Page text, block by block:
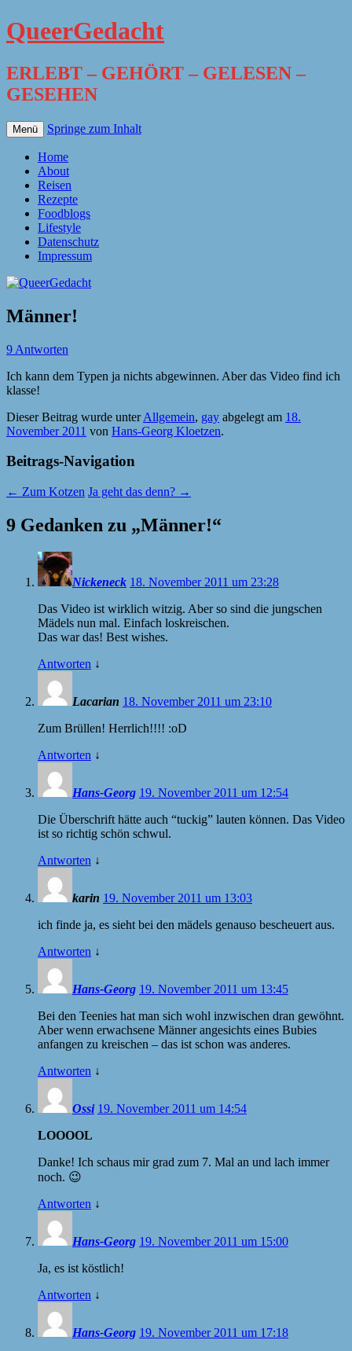
QueerGedacht
ERLEBT – GEHÖRT – GELESEN –
GESEHEN
Menü Springe zum Inhalt
Home
About
Reisen
Rezepte
Foodblogs
Lifestyle
Datenschutz
Impressum
Männer!
9 Antworten
Ich kann dem Typen ja nichts abgewinnen. Aber das Video find ich
klasse!
Dieser Beitrag wurde unterAllgemein, gay abgelegt am 18.
November 2011 von Hans-Georg Kloetzen.
Beitrags-Navigation
← Zum Kotzen Ja geht das denn? →
9 Gedanken zu „Männer!“
Nickeneck 18. November 2011 um 23:28
Das Video ist wirklich witzig. Aber so sind die jungschen
Mädels nun mal. Einfach loskreischen.
Das war das! Best wishes.
Antworten ↓
Lacarian 18. November 2011 um 23:10
Zum Brüllen! Herrlich!!!! :oD
Antworten ↓
Hans-Georg 19. November 2011 um 12:54
Die Überschrift hätte auch “tuckig” lauten können. Das Video
ist so richtig schön schwul.
Antworten ↓
karin 19. November 2011 um 13:03
ich finde ja, es sieht bei den mädels genauso bescheuert aus.
Antworten ↓
Hans-Georg 19. November 2011 um 13:45
Bei den Teenies hat man sich wohl inzwischen dran gewöhnt.
Aber wenn erwachsene Männer angesichts eines Bubies
anfangen zu kreischen – das ist schon was anderes.
Antworten ↓
Ossi 19. November 2011 um 14:54
LOOOOL
Danke! Ich schaus mir grad zum 7. Mal an und lach immer
noch. 😉
Antworten ↓
Hans-Georg 19. November 2011 um 15:00
Ja, es ist köstlich!
Antworten ↓
Hans-Georg 19. November 2011 um 17:18